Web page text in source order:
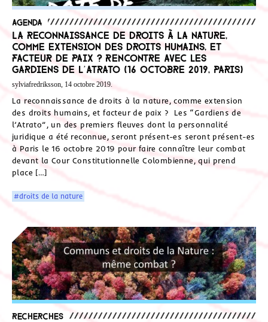
Agenda
La reconnaissance de droits à la nature,
comme extension des droits humains, et
facteur de paix ? Rencontre avec les
gardiens de l’Atrato (16 octobre 2019, Paris)
sylviafredriksson, 14 octobre 2019.
La reconnaissance de droits à la nature, comme extension
des droits humains, et facteur de paix ? Les “Gardiens de
l’Atrato”, un des premiers fleuves dont la personnalité
juridique a été reconnue, seront présent-es seront présent-es
à Paris le 16 octobre 2019 pour faire connaître leur combat
devant la Cour Constitutionnelle Colombienne, qui prend
place […]
#droits de la nature
Recherches